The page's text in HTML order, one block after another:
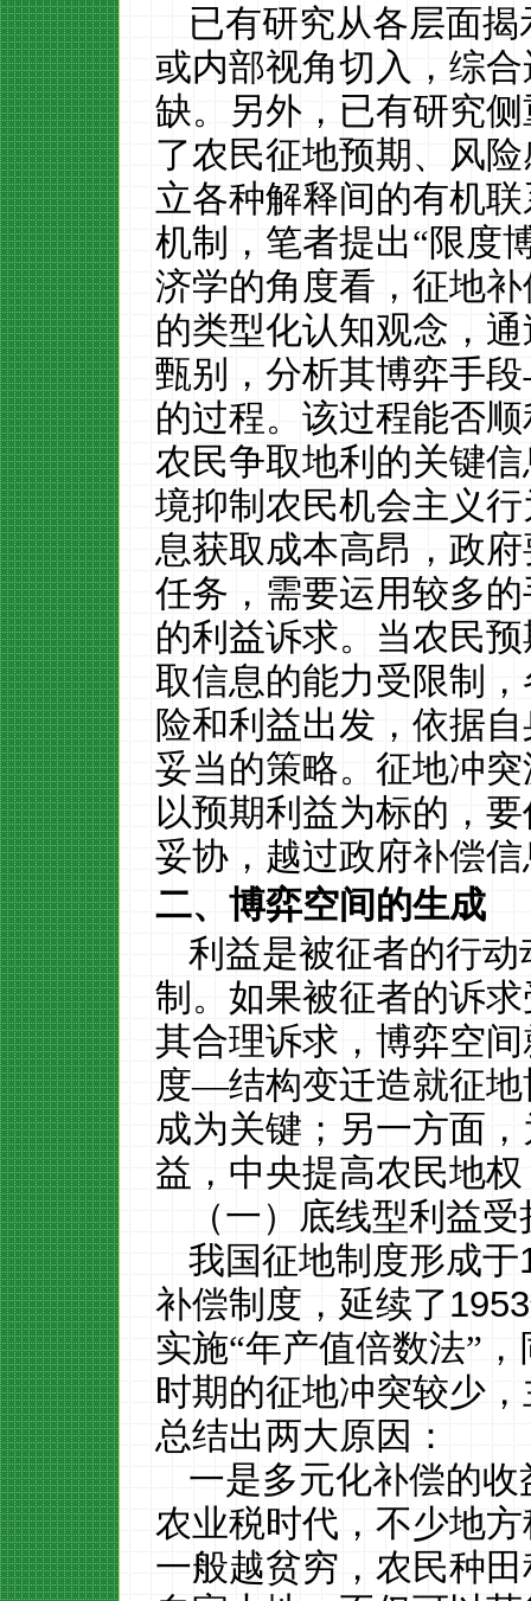
已有研究从各层面
或内部视角切入，综
缺。另外，已有研究
了农民征地预期、风
立各种解释间的有机
机制，笔者提出“限度
济学的角度看，征地
的类型化认知观念，
甄别，分析其博弈手
的过程。该过程能否
农民争取地利的关键
境抑制农民机会主义
息获取成本高昂，政
任务，需要运用较多
的利益诉求。当农民
取信息的能力受限制
险和利益出发，依据
妥当的策略。征地冲
以预期利益为标的，
妥协，越过政府补偿
二、博弈空间的生成
利益是被征者的行
制。如果被征者的诉
其合理诉求，博弈空
度—结构变迁造就征地
成为关键；另一方面
益，中央提高农民地
（一）底线型利益受
我国征地制度形成于
补偿制度，延续了1953
实施“年产值倍数法”
时期的征地冲突较少
总结出两大原因：
一是多元化补偿的
农业税时代，不少地
一般越贫穷，农民种